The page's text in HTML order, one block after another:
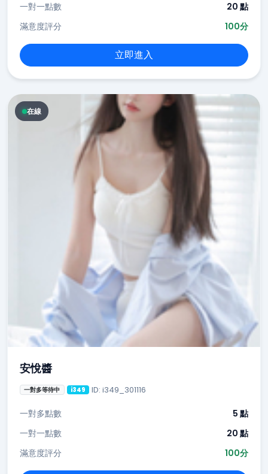
一對一點數
20 點
滿意度評分
100分
立即進入
在線
安悅醬
一對多等待中 i349 ID: i349_301116
一對多點數
5 點
一對一點數
20 點
滿意度評分
100分